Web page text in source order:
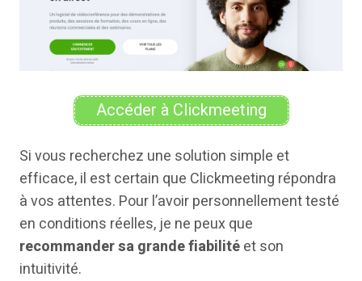
Accéder à Clickmeeting
Si vous recherchez une solution simple et
efficace, il est certain que Clickmeeting répondra
à vos attentes. Pour l’avoir personnellement testé
en conditions réelles, je ne peux que
recommander sa grande fiabilitéet son
intuitivité.